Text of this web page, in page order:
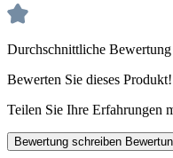
Durchschnittliche
Bewerten Sie dieses Produkt!
Teilen Sie Ihre Erfahrungen
Bewertung schreiben